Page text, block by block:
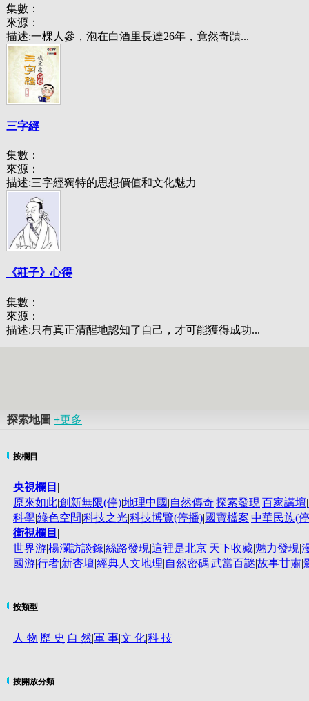
集數：
來源：
描述:一棵人參，泡在白酒里長達26年，竟然奇蹟...
三字經
集數：
來源：
描述:三字經獨特的思想價值和文化魅力
《莊子》心得
集數：
來源：
描述: 只有真正清醒地認知了自己，才可能獲得成功...
探索地圖 +更多
按欄目
央視欄目 |
原來如此|創新無限(停)|地理中國|自然傳奇|探索發現|百家講壇|
科學|綠色空間|科技之光|科技博覽(停播)|國寶檔案|中華民族(
衛視欄目 |
世界游|楊瀾訪談錄|絲路發現|這裡是北京|天下收藏|魅力發現|
國游|行者|新杏壇|經典人文地理|自然密碼|武當百謎|故事甘肅|
按類型
人 物|歷 史|自 然|軍 事|文 化|科 技
按開放分類